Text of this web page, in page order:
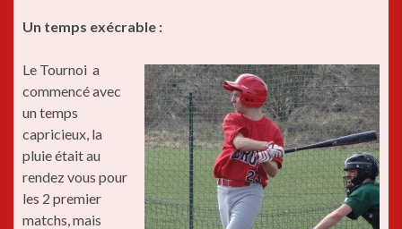
Un temps exécrable :
Le Tournoi a
commencé avec
un temps
capricieux, la
pluie était au
rendez vous pour
les 2 premier
matchs, mais